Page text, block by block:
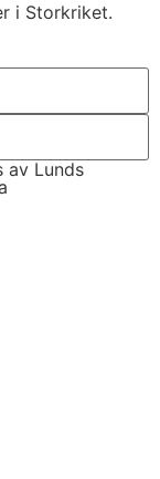
i Storkriket.
av Lunds